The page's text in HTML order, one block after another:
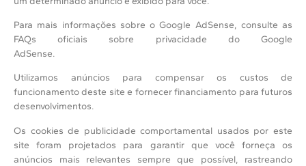
Para mais informações sobre o Google AdSense, consulte as
FAQs oficiais sobre privacidade do Google
AdSense.
Utilizamos anúncios para compensar os custos de
funcionamento deste site e fornecer financiamento para futuros
desenvolvimentos.
Os cookies de publicidade comportamental usados por este
site foram projetados para garantir que você forneça os
anúncios mais relevantes sempre que possível, rastreando